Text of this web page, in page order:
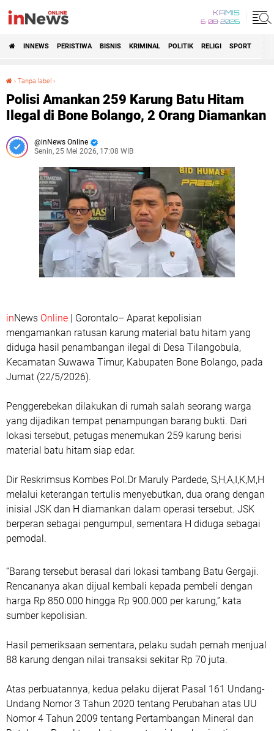
KAMIS
6•08•2026
INNEWS PERISTIWA BISNIS KRIMINAL POLITIK RELIGI SPORT
› Tanpa label ›
Polisi Amankan 259 Karung Batu Hitam
Ilegal di Bone Bolango, 2 Orang Diamankan
inNews Online
Senin, 25 Mei 2026, 17:08 WIB
inNews Online | Gorontalo– Aparat kepolisian
mengamankan ratusan karung material batu hitam yang
diduga hasil penambangan ilegal di Desa Tilangobula,
Kecamatan Suwawa Timur, Kabupaten Bone Bolango, pada
Jumat (22/5/2026).
Penggerebekan dilakukan di rumah salah seorang warga
yang dijadikan tempat penampungan barang bukti. Dari
lokasi tersebut, petugas menemukan 259 karung berisi
material batu hitam siap edar.
Dir Reskrimsus Kombes Pol.Dr Maruly Pardede, S,H,A,I,K,M,H
melalui keterangan tertulis menyebutkan, dua orang dengan
inisial JSK dan H diamankan dalam operasi tersebut. JSK
berperan sebagai pengumpul, sementara H diduga sebagai
pemodal.
“Barang tersebut berasal dari lokasi tambang Batu Gergaji.
Rencananya akan dijual kembali kepada pembeli dengan
harga Rp 850.000 hingga Rp 900.000 per karung,” kata
sumber kepolisian.
Hasil pemeriksaan sementara, pelaku sudah pernah menjual
88 karung dengan nilai transaksi sekitar Rp 70 juta.
Atas perbuatannya, kedua pelaku dijerat Pasal 161 Undang-
Undang Nomor 3 Tahun 2020 tentang Perubahan atas UU
Nomor 4 Tahun 2009 tentang Pertambangan Mineral dan